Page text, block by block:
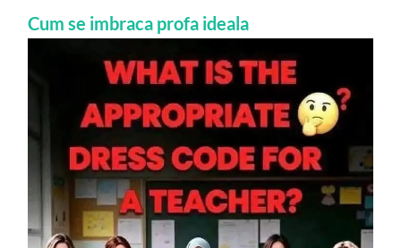
Cum se imbraca profa ideala